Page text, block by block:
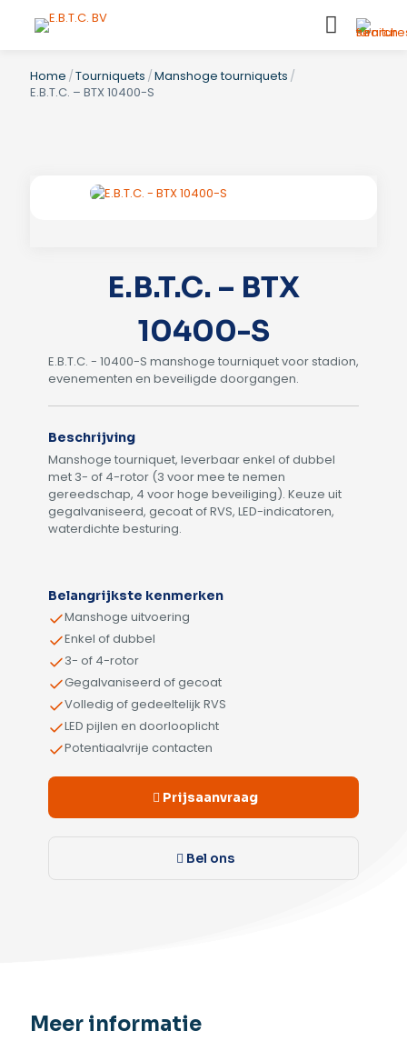
Home /Tourniquets /Manshoge tourniquets /
E.B.T.C. – BTX 10400-S
E.B.T.C. – BTX
10400-S
E.B.T.C. - 10400-S manshoge tourniquet voor stadion,
evenementen en beveiligde doorgangen.
Beschrijving
Manshoge tourniquet, leverbaar enkel of dubbel
met 3- of 4-rotor (3 voor mee te nemen
gereedschap, 4 voor hoge beveiliging). Keuze uit
gegalvaniseerd, gecoat of RVS, LED-indicatoren,
waterdichte besturing.
Belangrijkste kenmerken
Manshoge uitvoering
Enkel of dubbel
3- of 4-rotor
Gegalvaniseerd of gecoat
Volledig of gedeeltelijk RVS
LED pijlen en doorlooplicht
Potentiaalvrije contacten
Prijsaanvraag
Bel ons
Meer informatie